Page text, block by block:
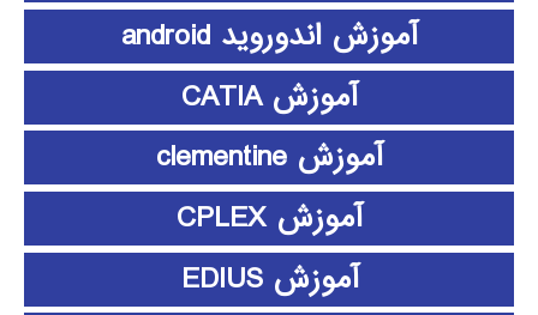
آموزش اندوروید android
آموزش CATIA
آموزش clementine
آموزش CPLEX
آموزش EDIUS